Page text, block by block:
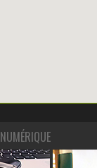
NUMÉRIQUE